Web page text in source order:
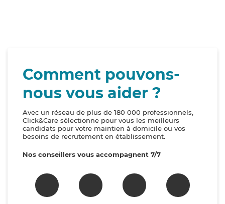
Comment pouvons-
nous vous aider ?
Avec un réseau de plus de 180 000 professionnels,
Click&Care sélectionne pour vous les meilleurs
candidats pour votre maintien à domicile ou vos
besoins de recrutement en établissement.
Nos conseillers vous accompagnent 7/7